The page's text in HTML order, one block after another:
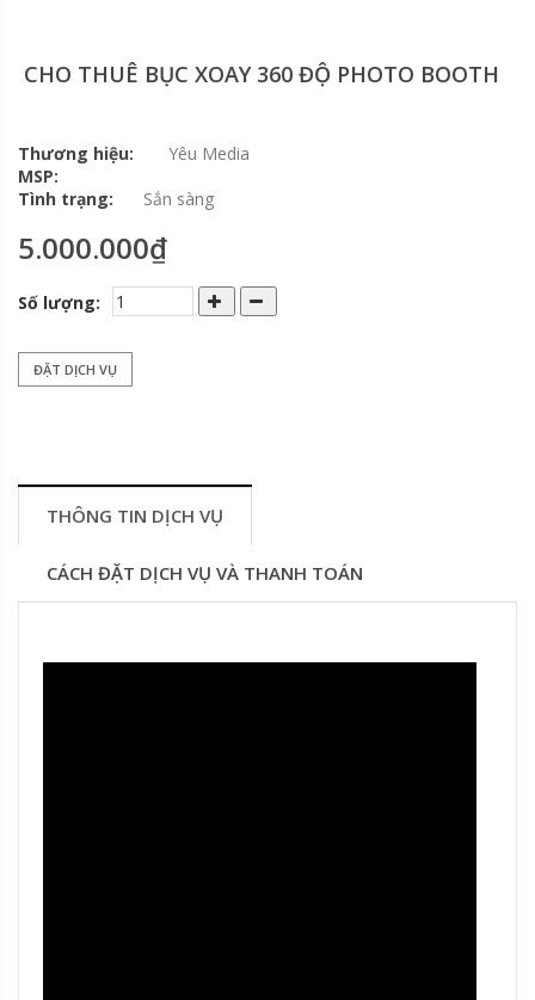
CHO THUÊ BỤC XOAY 360 ĐỘ PHOTO BOOTH
Thương hiệu:
Yêu Media
MSP:
Tình trạng:
Sắn sàng
5.000.000₫
Số lượng:
ĐẶT DỊCH VỤ
THÔNG TIN DỊCH VỤ
CÁCH ĐẶT DỊCH VỤ VÀ THANH TOÁN